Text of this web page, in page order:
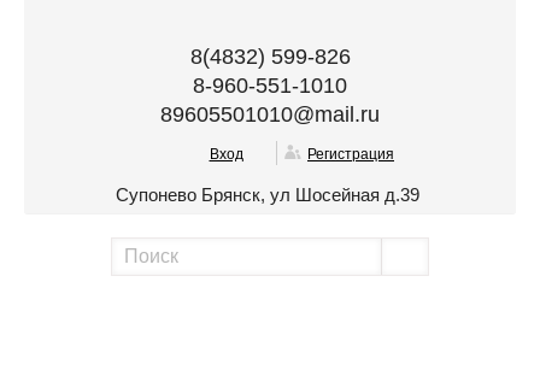
8(4832) 599-826
8-960-551-1010
89605501010@mail.ru
Вход Регистрация
Супонево Брянск, ул Шосейная д.39